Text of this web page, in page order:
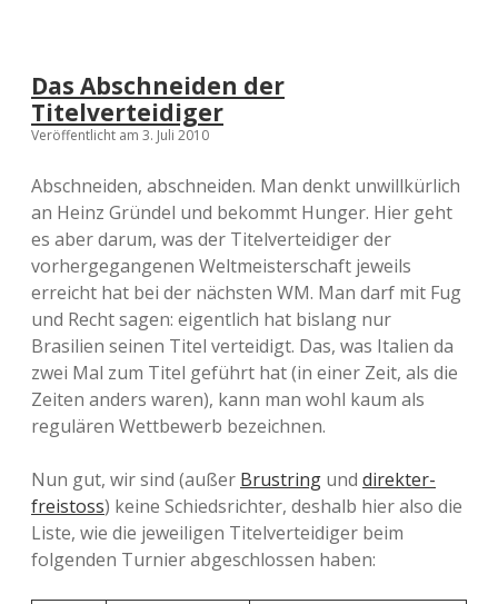
Das Abschneiden der
Titelverteidiger
Veröffentlicht am 3. Juli 2010
Abschneiden, abschneiden. Man denkt unwillkürlich
an Heinz Gründel und bekommt Hunger. Hier geht
es aber darum, was der Titelverteidiger der
vorhergegangenen Weltmeisterschaft jeweils
erreicht hat bei der nächsten WM. Man darf mit Fug
und Recht sagen: eigentlich hat bislang nur
Brasilien seinen Titel verteidigt. Das, was Italien da
zwei Mal zum Titel geführt hat (in einer Zeit, als die
Zeiten anders waren), kann man wohl kaum als
regulären Wettbewerb bezeichnen.
Nun gut, wir sind (außer Brustring und direkter-
freistoss) keine Schiedsrichter, deshalb hier also die
Liste, wie die jeweiligen Titelverteidiger beim
folgenden Turnier abgeschlossen haben: